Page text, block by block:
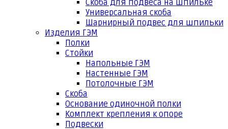
Скоба для подвеса на шпильке
Универсальная скоба
Шарнирный подвес для шпильки
Изделия ГЭМ
Полки
Стойки
Напольные ГЭМ
Настенные ГЭМ
Потолочные ГЭМ
Скоба
Основание одиночной полки
Комплект крепления к опоре
Подвески